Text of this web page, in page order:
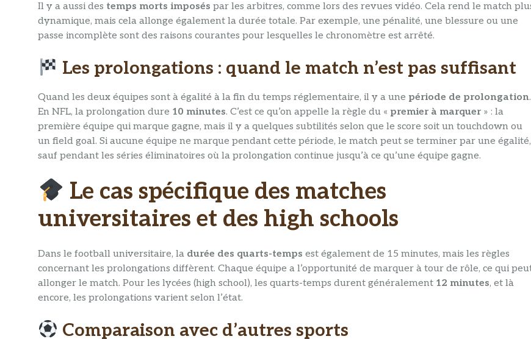
Il y a aussi des temps morts imposés par les arbitres, comme lors des revues vidéo. Cela rend le match
dynamique, mais cela allonge également la durée totale. Par exemple, une pénalité, une blessure ou une
passe incomplète sont des raisons courantes pour lesquelles le chronomètre est arrêté.
Les prolongations : quand le match n’est pas suffisant
Quand les deux équipes sont à égalité à la fin du temps réglementaire, il y a une période de prolongation.
En NFL, la prolongation dure 10 minutes. C’est ce qu’on appelle la règle du « premier à marquer» : la
première équipe qui marque gagne, mais il y a quelques subtilités selon que le score soit un touchdown ou
un field goal. Si aucune équipe ne marque pendant cette période, le match peut se terminer par une égalité,
sauf pendant les séries éliminatoires où la prolongation continue jusqu’à ce qu’une équipe gagne.
Le cas spécifique des matches
universitaires et des high schools
Dans le football universitaire, la durée des quarts-temps est également de 15 minutes, mais les règles
concernant les prolongations diffèrent. Chaque équipe a l’opportunité de marquer à tour de rôle, ce qui
allonger le match. Pour les lycées (high school), les quarts-temps durent généralement 12 minutes, et là
encore, les prolongations varient selon l’état.
Comparaison avec d’autres sports